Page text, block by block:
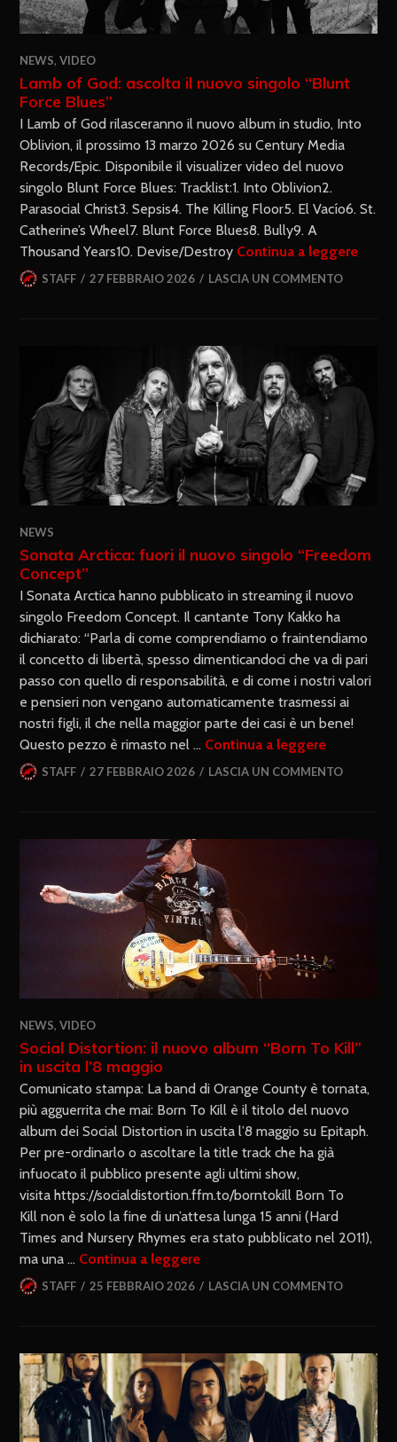
NEWS,VIDEO
Lamb of God: ascolta il nuovo singolo “Blunt
Force Blues”
I Lamb of God rilasceranno il nuovo album in studio, Into
Oblivion, il prossimo 13 marzo 2026 su Century Media
Records/Epic. Disponibile il visualizer video del nuovo
singolo Blunt Force Blues: Tracklist:1. Into Oblivion2.
Parasocial Christ3. Sepsis4. The Killing Floor5. El Vacío6. St.
Catherine’s Wheel7. Blunt Force Blues8. Bully9. A
Thousand Years10. Devise/Destroy Continua a leggere
STAFF 27 FEBBRAIO 2026 LASCIA UN COMMENTO
NEWS
Sonata Arctica: fuori il nuovo singolo “Freedom
Concept”
I Sonata Arctica hanno pubblicato in streaming il nuovo
singolo Freedom Concept. Il cantante Tony Kakko ha
dichiarato: “Parla di come comprendiamo o fraintendiamo
il concetto di libertà, spesso dimenticandoci che va di pari
passo con quello di responsabilità, e di come i nostri valori
e pensieri non vengano automaticamente trasmessi ai
nostri figli, il che nella maggior parte dei casi è un bene!
Questo pezzo è rimasto nel … Continua a leggere
STAFF 27 FEBBRAIO 2026 LASCIA UN COMMENTO
NEWS,VIDEO
Social Distortion: il nuovo album “Born To Kill”
in uscita l’8 maggio
Comunicato stampa: La band di Orange County è tornata,
più agguerrita che mai: Born To Kill è il titolo del nuovo
album dei Social Distortion in uscita l’8 maggio su Epitaph.
Per pre-ordinarlo o ascoltare la title track che ha già
infuocato il pubblico presente agli ultimi show,
visita https://socialdistortion.ffm.to/borntokill Born To
Kill non è solo la fine di un’attesa lunga 15 anni (Hard
Times and Nursery Rhymes era stato pubblicato nel 2011),
ma una … Continua a leggere
STAFF 25 FEBBRAIO 2026 LASCIA UN COMMENTO